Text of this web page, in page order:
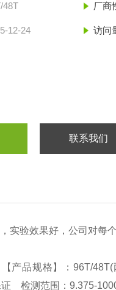
48T 厂商
12-24 访问
联系我们
实验效果好，公司对每
品规格】：96T/48T(
证 检测范围：9.375-